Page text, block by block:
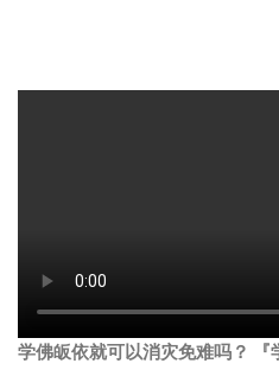
学佛皈依就可以消灾免难吗？ 『